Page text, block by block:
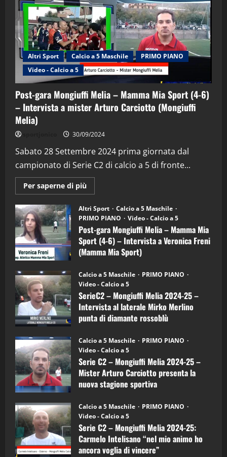
Altri Sport Calcio a 5 Maschile
PRIMO PIANO
Video - Calcio a 5
Post-gara Mongiuffi Melia – Mamma Mia Sport (4-6)
– Intervista a mister Arturo Carciotto (Mongiuffi
Melia)
30/09/2024
Sabato 28 Settembre 2024 prima giornata dal
campionato di Serie C2 di calcio a 5 di fronte...
Per saperne di più
informazioni
Post-
gara
Mongiuffi
Melia
–
Mamma
Mia
Sport
6)
–
Intervista
a
mister
Arturo
Carciotto
(Mongiuffi
Altri Sport
Calcio a 5 Maschile
PRIMO PIANO
Video - Calcio a 5
Post-gara Mongiuffi Melia – Mamma Mia
Sport (4-6) – Intervista a Veronica Freni
(Mamma Mia Sport)
Calcio a 5 Maschile
PRIMO PIANO
Video - Calcio a 5
SerieC2 – Mongiuffi Melia 2024-25 –
Intervista al laterale Mirko Merlino
punta di diamante rossoblù
Calcio a 5 Maschile
PRIMO PIANO
Video - Calcio a 5
Serie C2 – Mongiuffi Melia 2024-25 –
Mister Arturo Carciotto presenta la
nuova stagione sportiva
Calcio a 5 Maschile
PRIMO PIANO
Video - Calcio a 5
Serie C2 – Mongiuffi Melia 2024-25:
Carmelo Intelisano “nel mio animo ho
ancora voglia di vincere”
2
“SportEmpire” in Podcast: 29^ Puntata
(Martedi 28 Aprile 2026)
28/04/2026
3
"SportEmpire" in Podcast
“SportEmpire” in Podcast: 28^ Puntata
(Martedi 21 Aprile 2026)
21/04/2026
4
“SportEmpire” in Podcast: 27^ Puntata
(Martedi 14 Aprile 2026)
15/04/2026
5
“SportEmpire” in Podcast: 26^ Puntata
(Martedi 07 Aprile 2026)
08/04/2026
1
“SportEmpire” in Podcast: 30^ Puntata
(Martedi 05 Maggio 2026)
08/05/2026